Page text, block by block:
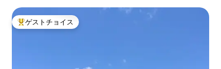
大好評のゲストチョイスです。
ゲストチョイス